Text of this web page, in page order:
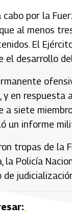
cabo por la
al menos
El
el desarrollo
y en
siete
un informe
tropas de la
la Policía